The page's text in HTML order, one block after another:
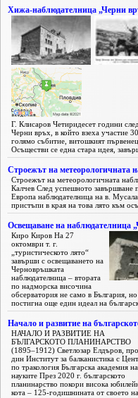
Хижа-наблюдателница „Черни
Г. Клисаров Четиридесет години
Черни връх, в който взеха участие
голямо събитие, витошкият
Осъществи се една стара идея,
Строежът на метеорологичната
Строежът на метеорологичната
Калчев След успешното завършване
Европа наблюдателница на в.
пристъпи в края на това лято към
Освещаване на наблюдателница
Киро Киров На 27
октомври т. г.
„туристическото лято“
завърши с освещаването на
Черновръшката
наблюдателница – втората
по надморска височина
обсерватория не само в България,
постигна още един идеал на
Начало и развитие на
НАЧАЛО И РАЗВИТИЕ НА
БЪЛГАРСКОТО ПЛАНИНАРСТВО
(1895–1912) Светлозар Елдъров,
дин Институт за балканистика с
по тракология Българска академия на
науките През 2020 г. българското
планинарство по­кори висока
кота – 125-годишнината от своето